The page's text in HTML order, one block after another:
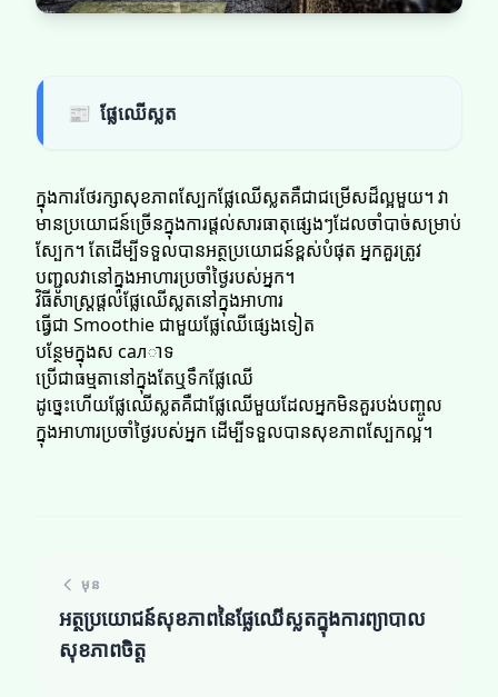
📰 ផ្លែឈើស្លត​​
ក្នុងការថែរក្សាសុខភាពស្បែកផ្លែឈើស្លត​​គឺជាជម្រើសដ៏ល្អមួយ។ វា
មានប្រយោជន៍ច្រើនក្នុងការផ្តល់សារធាតុផ្សេងៗដែលចាំបាច់សម្រាប់
ស្បែក។ តែដើម្បីទទួលបានអត្ថប្រយោជន៍ខ្ពស់បំផុត អ្នកគួរត្រូវ
បញ្ជូលវានៅក្នុងអាហារប្រចាំថ្ងៃរបស់អ្នក។
វិធីសាស្រ្តផ្តល់ផ្លែឈើស្លត​​នៅក្នុងអាហារ
ធ្វើជា Smoothie ជាមួយផ្លែឈើផ្សេងទៀត
បន្ថែមក្នុងស салាទ
ប្រើជាធម្មតានៅក្នុងតែឬទឹកផ្លែឈើ
ដូច្នេះហើយផ្លែឈើស្លត​​គឺជាផ្លែឈើមួយដែលអ្នកមិនគួរបង់បញ្ចូល
ក្នុងអាហារប្រចាំថ្ងៃរបស់អ្នក ដើម្បីទទួលបានសុខភាពស្បែកល្អ។
មុន
អត្ថប្រយោជន៍សុខភាពនៃផ្លែឈើស្លត​​ក្នុងការព្យាបាល
សុខភាពចិត្ត